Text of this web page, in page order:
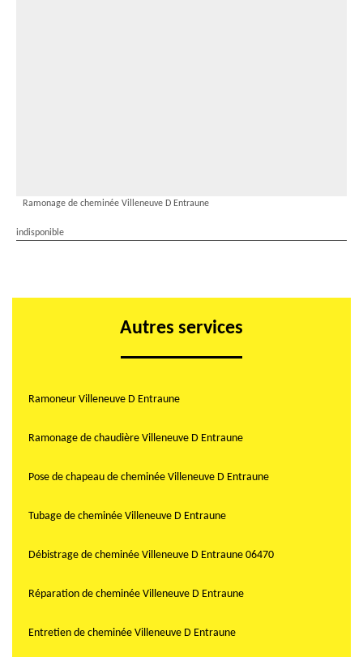
Ramonage de cheminée Villeneuve D Entraune
indisponible
Autres services
Ramoneur Villeneuve D Entraune
Ramonage de chaudière Villeneuve D Entraune
Pose de chapeau de cheminée Villeneuve D Entraune
Tubage de cheminée Villeneuve D Entraune
Débistrage de cheminée Villeneuve D Entraune 06470
Réparation de cheminée Villeneuve D Entraune
Entretien de cheminée Villeneuve D Entraune